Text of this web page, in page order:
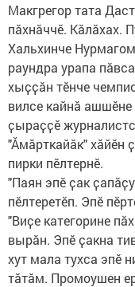
Макгрегор тата
пӑхнӑччӗ. Кӑлӑхах.
Хальхинче
раундра урапа
хыҫҫӑн тӗнче
вилсе кайнӑ ашшӗне
ҫыраҫҫӗ
"Ӑмӑрткайӑк" хӑйӗн
пирки пӗлтернӗ.
"Паян эпӗ ҫак
пӗлтеретӗп. Эпӗ
"Виҫе категорине
вырӑн. Эпӗ ҫакна
хут мала тухса эпӗ
тӑтӑм. Промоушен